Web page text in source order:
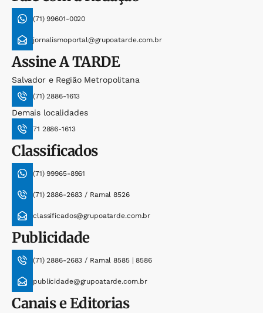
(71) 99601-0020
jornalismoportal@grupoatarde.com.br
AssineA TARDE
Salvador e Região Metropolitana
(71) 2886-1613
Demais localidades
71 2886-1613
Classificados
(71) 99965-8961
(71) 2886-2683 / Ramal 8526
classificados@grupoatarde.com.br
Publicidade
(71) 2886-2683 / Ramal 8585 | 8586
publicidade@grupoatarde.com.br
Canais e Editorias